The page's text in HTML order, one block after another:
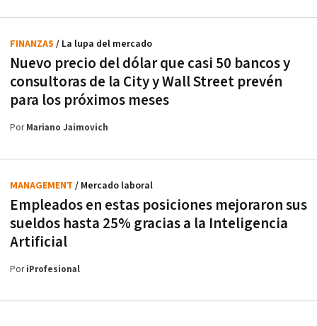
Nuevo precio del dólar que casi 50 bancos y
consultoras de la City y Wall Street prevén
para los próximos meses
FINANZAS / La lupa del mercado
PorMariano Jaimovich
Empleados en estas posiciones mejoraron sus
sueldos hasta 25% gracias a la Inteligencia
Artificial
MANAGEMENT / Mercado laboral
PoriProfesional